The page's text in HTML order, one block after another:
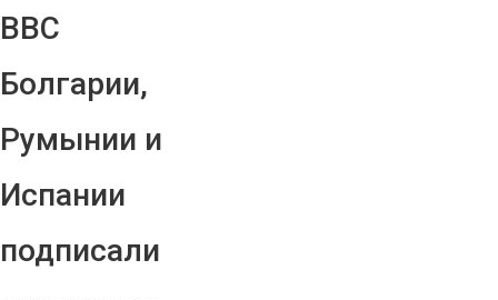
ВВС
Болгарии,
Румынии и
Испании
подписали